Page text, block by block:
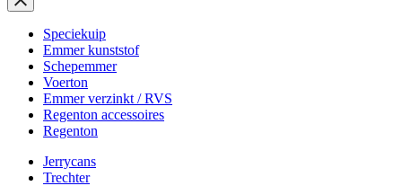
Speciekuip
Emmer kunststof
Schepemmer
Voerton
Emmer verzinkt / RVS
Regenton accessoires
Regenton
Jerrycans
Trechter